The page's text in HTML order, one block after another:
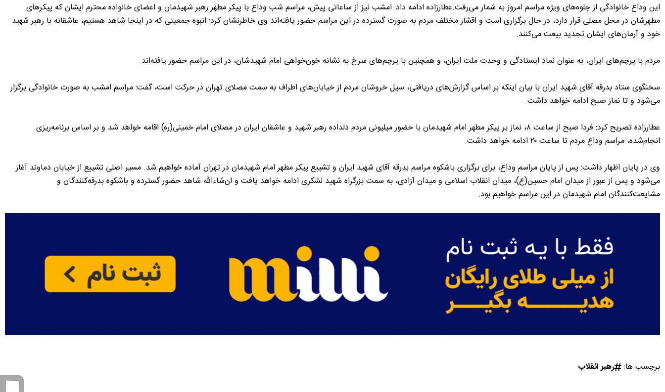
این وداع خانوادگی از جلوه‌های ویژه مراسم امروز به شمار می‌رفت.عطارزاده ادامه داد: امشب نیز از ساعاتی پیش، مراسم شب وداع با پیکر مطهر رهبر شهیدمان و اعضای خانواده محترم ایشان که پیکرهای
مطهرشان در محل مصلی قرار دارد، در حال برگزاری است و اقشار مختلف مردم به صورت گسترده در این مراسم حضور یافته‌اند.وی خاطرنشان کرد: انبوه جمعیتی که در اینجا شاهد هستیم، عاشقانه با رهبر شهید
خود و آرمان‌های ایشان تجدید بیعت می‌کنند.
مردم با پرچم‌های ایران، به عنوان نماد ایستادگی و وحدت ملت ایران، و همچنین با پرچم‌های سرخ به نشانه خون‌خواهی امام شهیدشان، در این مراسم حضور یافته‌اند.
سخنگوی ستاد بدرقه آقای شهید ایران با بیان اینکه بر اساس گزارش‌های دریافتی، سیل خروشان مردم از خیابان‌های اطراف به سمت مصلای تهران در حرکت است، گفت: مراسم امشب به صورت خانوادگی برگزار
می‌شود و تا نماز صبح ادامه خواهد داشت.
عطارزاده تصریح کرد: فردا صبح از ساعت ۸، نماز بر پیکر مطهر امام شهیدمان با حضور میلیونی مردم دلداده رهبر شهید و عاشقان ایران در مصلای امام خمینی(ره) اقامه خواهد شد و بر اساس برنامه‌ریزی
انجام‌شده، مراسم وداع مردم تا ساعت ۲۰ ادامه خواهد داشت.
وی در پایان اظهار داشت: پس از پایان مراسم وداع، برای برگزاری باشکوه مراسم بدرقه آقای شهید ایران و تشییع پیکر مطهر امام شهیدمان در تهران آماده خواهیم شد. مسیر اصلی تشییع از خیابان دماوند آغاز
می‌شود و پس از عبور از میدان امام حسین(ع)، میدان انقلاب اسلامی و میدان آزادی، به سمت بزرگراه شهید لشکری ادامه خواهد یافت و ان‌شاءالله شاهد حضور گسترده و باشکوه بدرقه‌کنندگان و
مشایعت‌کنندگان امام شهیدمان در این مراسم خواهیم بود.
برچسب ها: رهبر انقلاب